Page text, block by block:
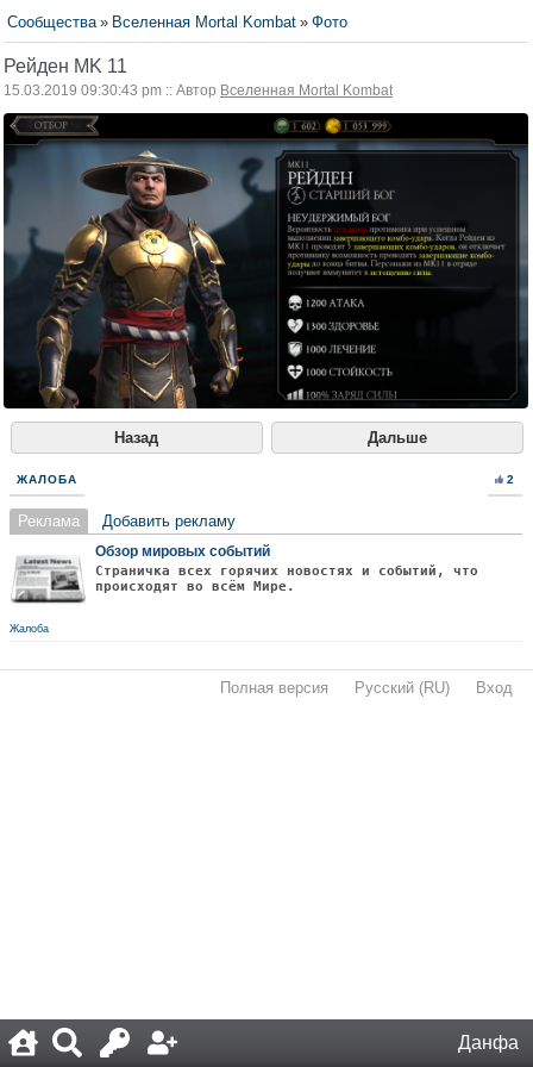
Данфа
Сообщества » Вселенная Mortal Kombat » Фото
Рейден MK 11
15.03.2019 09:30:43 pm :: Автор Вселенная Mortal Kombat
Назад Дальше
ЖАЛОБА 2
Реклама Добавить рекламу
Обзор мировых событий
Страничка всех горячих новостях и событий, что
происходят во всём Мире.
Жалоба
Полная версия Русский (RU) Вход